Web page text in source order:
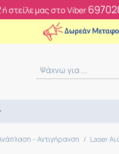
ή στείλε μας στο Viber
Δωρεάν
- Αντιγήρανση / Laser